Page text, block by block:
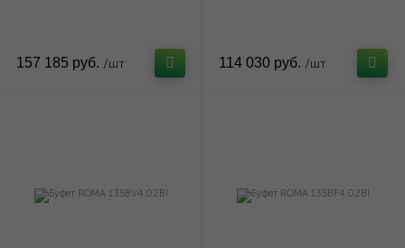
157 185 руб. /шт 114 030 руб. /шт